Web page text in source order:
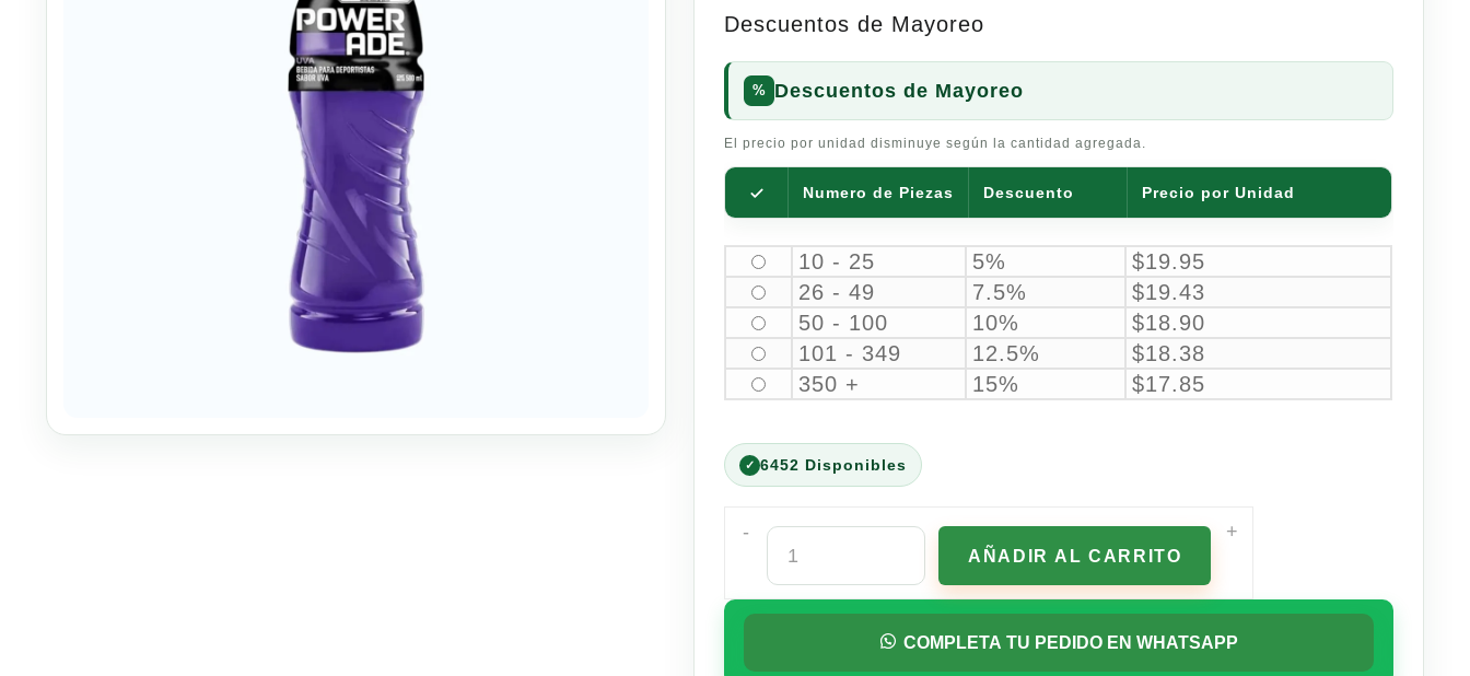
Descuentos de Mayoreo
Descuentos de Mayoreo
El precio por unidad disminuye según la cantidad agregada.
Numero de Piezas Descuento Precio por Unidad
10 - 25 5% $19.95
26 - 49
7.5% $19.43
50 - 100
10% $18.90
101 - 349
12.5% $18.38
350 +
15% $17.85
6452 Disponibles
-
Powerade
Sabor
Uva
500
AÑADIR AL CARRITO
+
COMPLETA TU PEDIDO EN WHATSAPP